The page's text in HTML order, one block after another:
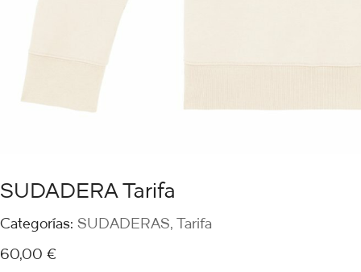
SUDADERA Tarifa
60,00 €
Categorías: SUDADERAS, Tarifa